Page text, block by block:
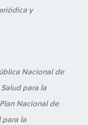
y
Nacional de
para la
Nacional de
para la